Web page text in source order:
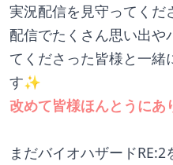
実況配信を見守ってくだ
配信でたくさん思い出や
てくださった皆様と一
す✨
改めて皆様ほんとうにあ
まだバイオハザード